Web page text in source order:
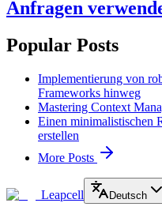
Anfragen
Popular Posts
Implementierung von
Frameworks hinweg
Mastering Context
Einen minimalistischen
erstellen
More Posts
Leapcell Deutsch